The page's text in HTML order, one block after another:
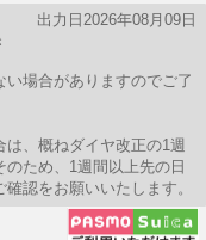
出力日2026年08月09日
場合がありますのでご了
、概ねダイヤ改正の1週
ため、1週間以上先の日
認をお願いいたします。